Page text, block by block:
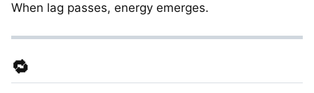
When lag passes, energy emerges.
🔁